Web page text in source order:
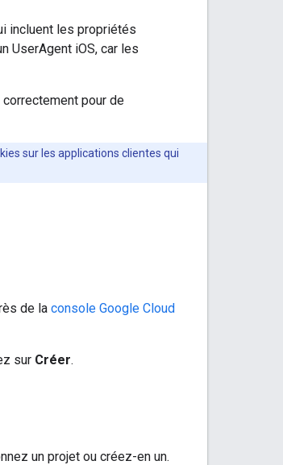
incluent les propriétés
UserAgent iOS, car les
pour de
sur les applications clientes qui
de la console Google Cloud
sur Créer.
un projet ou créez-en un.